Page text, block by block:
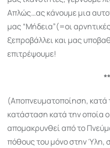
Απλώς…ας κάνουμε μια
μας “Μήδεια”(=οι
ξεπροβάλλει και μας
επιτρέψουμε!
(Αποπνευματοποίηση, κατά
κατάσταση κατά την οποία
απομακρυνθεί από το
πόθους του μόνο στην Ύλη,